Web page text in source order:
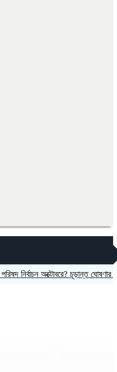
অক্টোবরে? চূড়ান্ত ঘোষণার অপেক্ষায়